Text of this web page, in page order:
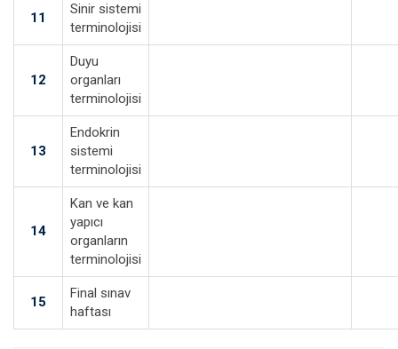
11
Sinir sistemi
terminolojisi
12
Duyu
organları
terminolojisi
13
Endokrin
sistemi
terminolojisi
14
Kan ve kan
yapıcı
organların
terminolojisi
15
Final sınav
haftası